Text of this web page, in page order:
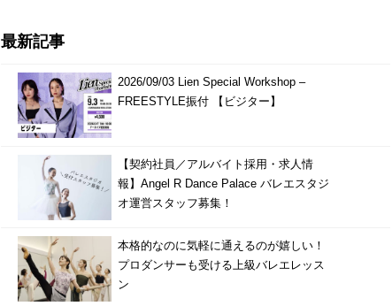
最新記事
2026/09/03 Lien Special Workshop –
FREESTYLE振付 【ビジター】
【契約社員／アルバイト採用・求人情
報】Angel R Dance Palace バレエスタジ
オ運営スタッフ募集！
本格的なのに気軽に通えるのが嬉しい！
プロダンサーも受ける上級バレエレッス
ン